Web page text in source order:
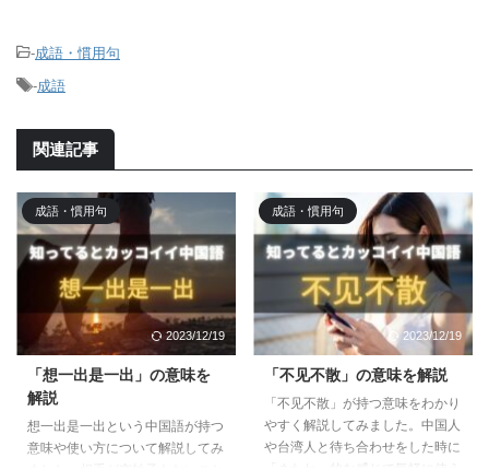
-成語・慣用句
-成語
関連記事
成語・慣用句
2023/12/19
「想一出是一出」の意味を
解説
想一出是一出という中国語が持つ
意味や使い方について解説してみ
成語・慣用句
2023/12/19
「不见不散」の意味を解説
「不见不散」が持つ意味をわかり
やすく解説してみました。中国人
や台湾人と待ち合わせをした時に